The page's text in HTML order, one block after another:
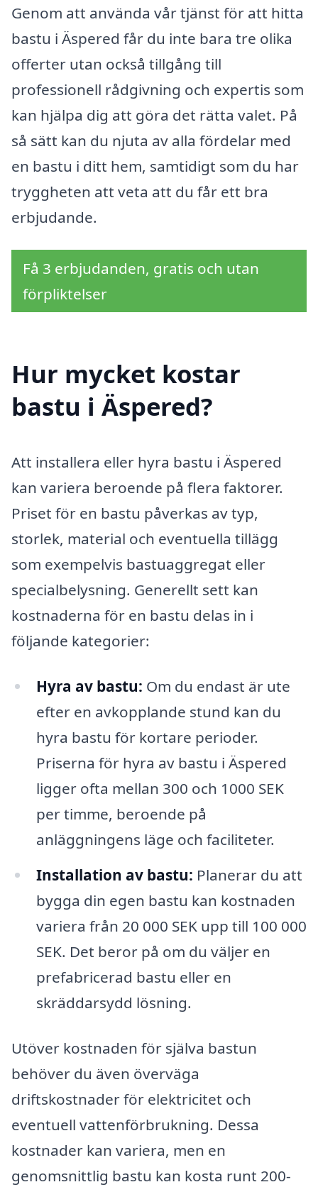
Genom att använda vår tjänst för att hitta
bastu i Äspered får du inte bara tre olika
offerter utan också tillgång till
professionell rådgivning och expertis som
kan hjälpa dig att göra det rätta valet. På
så sätt kan du njuta av alla fördelar med
en bastu i ditt hem, samtidigt som du har
tryggheten att veta att du får ett bra
erbjudande.
Få 3 erbjudanden, gratis och utan
förpliktelser
Hur mycket kostar
bastu i Äspered?
Att installera eller hyra bastu i Äspered
kan variera beroende på flera faktorer.
Priset för en bastu påverkas av typ,
storlek, material och eventuella tillägg
som exempelvis bastuaggregat eller
specialbelysning. Generellt sett kan
kostnaderna för en bastu delas in i
följande kategorier:
Hyra av bastu: Om du endast är ute
efter en avkopplande stund kan du
hyra bastu för kortare perioder.
Priserna för hyra av bastu i Äspered
ligger ofta mellan 300 och 1000 SEK
per timme, beroende på
anläggningens läge och faciliteter.
Installation av bastu: Planerar du att
bygga din egen bastu kan kostnaden
variera från 20 000 SEK upp till 100 000
SEK. Det beror på om du väljer en
prefabricerad bastu eller en
skräddarsydd lösning.
Utöver kostnaden för själva bastun
behöver du även överväga
driftskostnader för elektricitet och
eventuell vattenförbrukning. Dessa
kostnader kan variera, men en
genomsnittlig bastu kan kosta runt 200-